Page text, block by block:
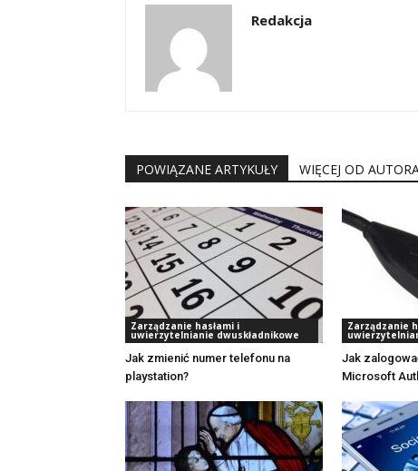
Redakcja
POWIĄZANE ARTYKUŁY WIĘCEJ OD
Zarządzanie hasłami i
uwierzytelnianie dwuskładnikowe
Jak zmienić numer telefonu na
playstation?
Zarządzanie
Jak
Microsoft